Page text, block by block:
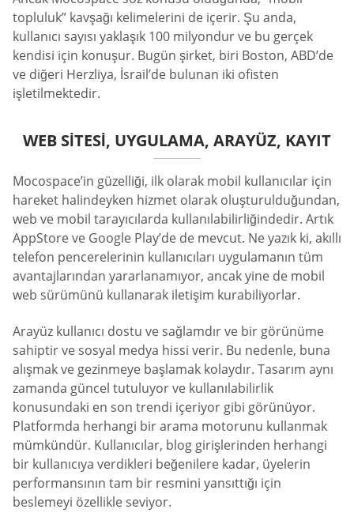
topluluk” kavşağı kelimelerini de içerir. Şu anda,
kullanıcı sayısı yaklaşık 100 milyondur ve bu gerçek
kendisi için konuşur. Bugün şirket, biri Boston, ABD’de
ve diğeri Herzliya, İsrail’de bulunan iki ofisten
işletilmektedir.
WEB SITESI, UYGULAMA, ARAYÜZ, KAYIT
Mocospace’in güzelliği, ilk olarak mobil kullanıcılar için
hareket halindeyken hizmet olarak oluşturulduğundan,
web ve mobil tarayıcılarda kullanılabilirliğindedir. Artık
AppStore ve Google Play’de de mevcut. Ne yazık ki, akıllı
telefon pencerelerinin kullanıcıları uygulamanın tüm
avantajlarından yararlanamıyor, ancak yine de mobil
web sürümünü kullanarak iletişim kurabiliyorlar.
Arayüz kullanıcı dostu ve sağlamdır ve bir görünüme
sahiptir ve sosyal medya hissi verir. Bu nedenle, buna
alışmak ve gezinmeye başlamak kolaydır. Tasarım aynı
zamanda güncel tutuluyor ve kullanılabilirlik
konusundaki en son trendi içeriyor gibi görünüyor.
Platformda herhangi bir arama motorunu kullanmak
mümkündür. Kullanıcılar, blog girişlerinden herhangi
bir kullanıcıya verdikleri beğenilere kadar, üyelerin
performansının tam bir resmini yansıttığı için
beslemeyi özellikle seviyor.